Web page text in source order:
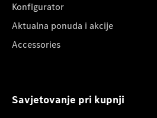
Konfigurator
Aktualna ponuda i akcije
Accessories
Savjetovanje pri kupnji